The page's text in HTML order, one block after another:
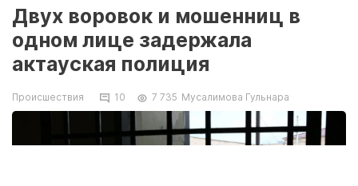
Двух воровок и мошенниц в
одном лице задержала
актауская полиция
Происшествия 10 7 735 Мусалимова Гульнара